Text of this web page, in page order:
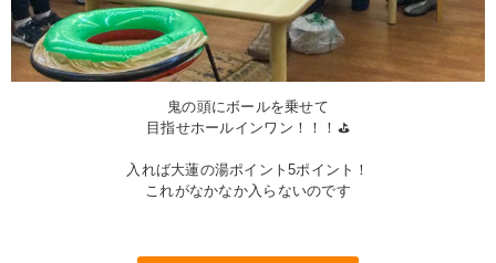
鬼の頭にボールを乗せて
目指せホールインワン！！！⛳
入れば大蓮の湯ポイント5ポイント！
これがなかなか入らないのです